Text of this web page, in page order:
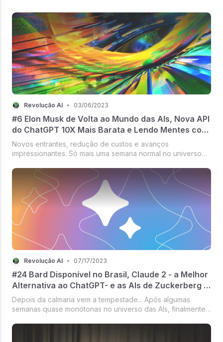
Revolução AI • 03/06/2023
#6 Elon Musk de Volta ao Mundo das AIs, Nova API
do ChatGPT 10X Mais Barata e Lendo Mentes com
AI
Novos entrantes, redução de custos e avanços
impressionantes. Só mais uma semana normal no universo
Revolução AI • 07/17/2023
#24 Bard Disponível no Brasil, Claude 2 - a Melhor
Alternativa ao ChatGPT- e as AIs de Zuckerberg e
Elon Musk
Depois da calmaria vem a tempestade... Após algumas
semanas quase monótonas no universo das AIs, finalmente
de algumas movimentações inter...